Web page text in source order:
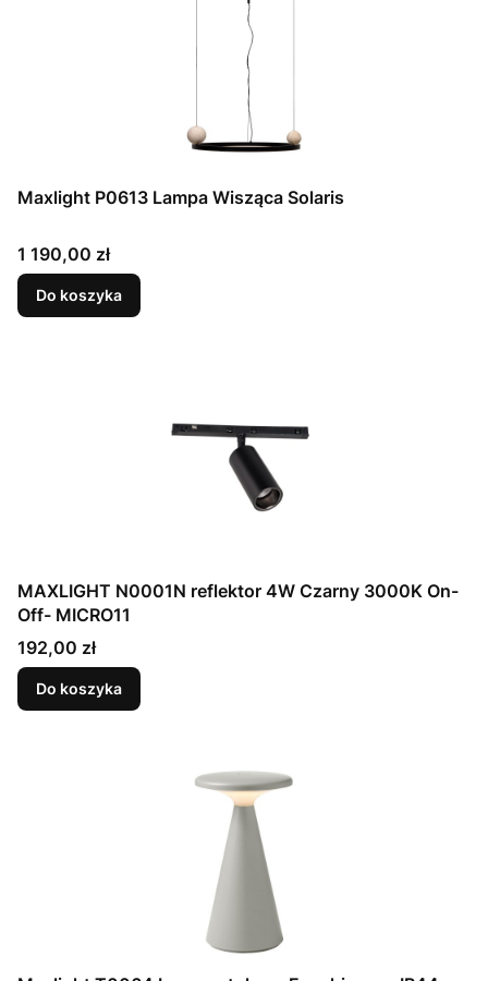
Maxlight P0613 Lampa Wisząca Solaris
Cena
1 190,00 zł
Do koszyka
MAXLIGHT N0001N reflektor 4W Czarny 3000K On-
Off- MICRO11
Cena
192,00 zł
Do koszyka